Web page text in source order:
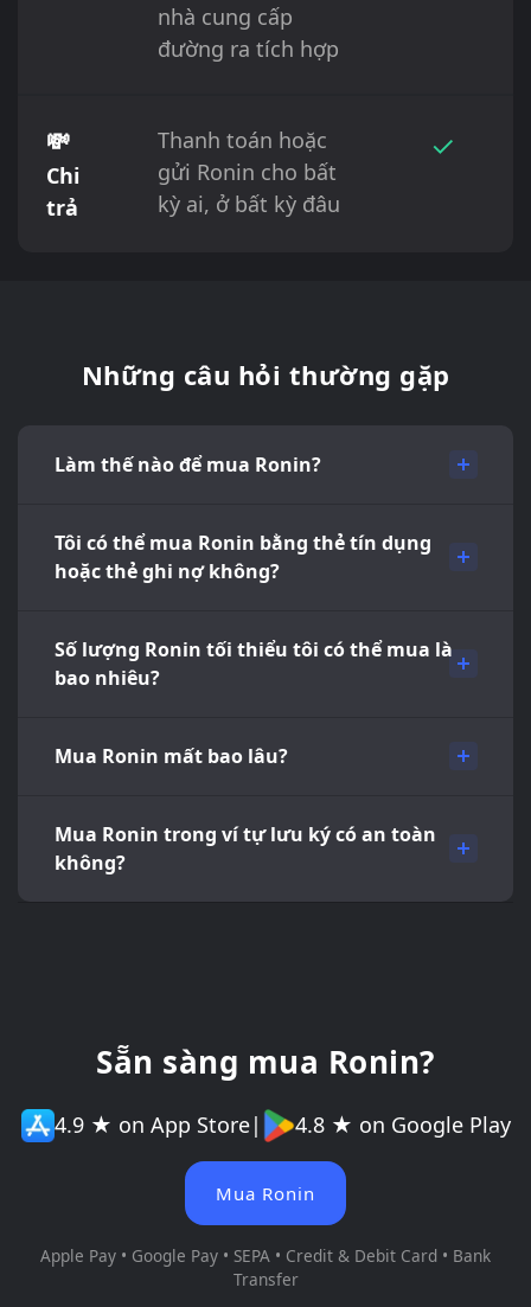
nhà cung cấp
đường ra tích hợp
💸
Chi
trả
Thanh toán hoặc
gửi Ronin cho bất
kỳ ai, ở bất kỳ đâu
✓
Những câu hỏi thường gặp
Làm thế nào để mua Ronin?
Tôi có thể mua Ronin bằng thẻ tín dụng
hoặc thẻ ghi nợ không?
Số lượng Ronin tối thiểu tôi có thể mua là
bao nhiêu?
Mua Ronin mất bao lâu?
Mua Ronin trong ví tự lưu ký có an toàn
không?
Sẵn sàng mua Ronin?
4.9 ★ on App Store| 4.8 ★ on Google Play
Mua Ronin
Apple Pay • Google Pay • SEPA • Credit & Debit Card • Bank
Transfer